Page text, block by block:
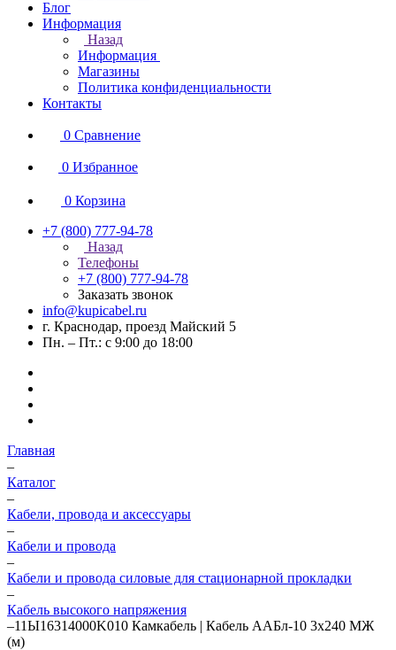
Блог
Информация
Назад
Информация
Магазины
Политика конфиденциальности
Контакты
0 Сравнение
0 Избранное
0 Корзина
+7 (800) 777-94-78
Назад
Телефоны
+7 (800) 777-94-78
Заказать звонок
info@kupicabel.ru
г. Краснодар, проезд Майский 5
Пн. – Пт.: с 9:00 до 18:00
Главная
–
Каталог
–
Кабели, провода и аксессуары
–
Кабели и провода
–
Кабели и провода силовые для стационарной прокладки
–
Кабель высокого напряжения
–11Ы16314000K010 Камкабель | Кабель ААБл-10 3х240 МЖ
(м)